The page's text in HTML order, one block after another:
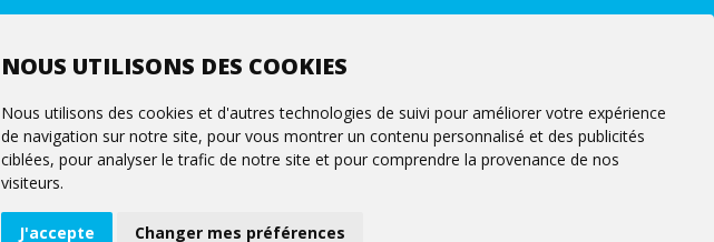
NOUS UTILISONS DES COOKIES
Nous utilisons des cookies et d'autres technologies de suivi pour améliorer votre expérience
de navigation sur notre site, pour vous montrer un contenu personnalisé et des publicités
ciblées, pour analyser le trafic de notre site et pour comprendre la provenance de nos
visiteurs.
J'accepte Changer mes préférences